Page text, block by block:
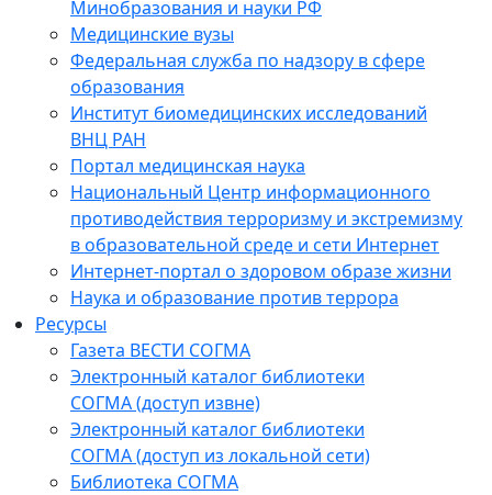
Минобразования и науки РФ
Медицинские вузы
Федеральная служба по надзору в сфере
образования
Институт биомедицинских исследований
ВНЦ РАН
Портал медицинская наука
Национальный Центр информационного
противодействия терроризму и экстремизму
в образовательной среде и сети Интернет
Интернет-портал о здоровом образе жизни
Наука и образование против террора
Ресурсы
Газета ВЕСТИ СОГМА
Электронный каталог библиотеки
СОГМА (доступ извне)
Электронный каталог библиотеки
СОГМА (доступ из локальной сети)
Библиотека СОГМА